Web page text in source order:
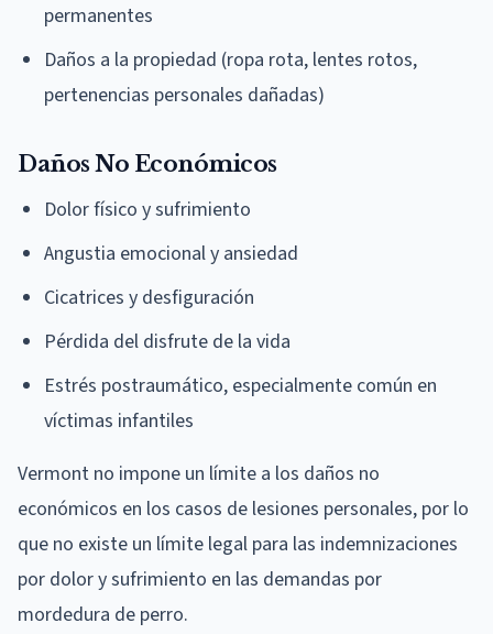
permanentes
Daños a la propiedad (ropa rota, lentes rotos,
pertenencias personales dañadas)
Daños No Económicos
Dolor físico y sufrimiento
Angustia emocional y ansiedad
Cicatrices y desfiguración
Pérdida del disfrute de la vida
Estrés postraumático, especialmente común en
víctimas infantiles
Vermont no impone un límite a los daños no
económicos en los casos de lesiones personales, por lo
que no existe un límite legal para las indemnizaciones
por dolor y sufrimiento en las demandas por
mordedura de perro.